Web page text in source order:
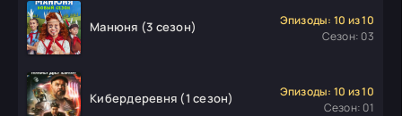
Манюня (3 сезон)
Эпизоды: 10 из 10
Сезон: 03
Кибердеревня (1 сезон)
Эпизоды: 10 из 10
Сезон: 01